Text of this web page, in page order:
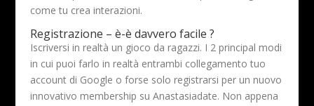
come tu crea interazioni.
Registrazione – è-è davvero facile ?
Iscriversi in realtà un gioco da ragazzi. I 2 principal modi
in cui puoi farlo in realtà entrambi collegamento tuo
account di Google o forse solo registrarsi per un nuovo
innovativo membership su Anastasiadate. Non appena